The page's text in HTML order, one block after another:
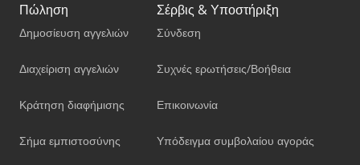
Πώληση
Δημοσίευση αγγελιών
Διαχείριση αγγελιών
Κράτηση διαφήμισης
Σήμα εμπιστοσύνης
Σέρβις & Υποστήριξη
Σύνδεση
Συχνές ερωτήσεις/Βοήθεια
Επικοινωνία
Υπόδειγμα συμβολαίου αγοράς